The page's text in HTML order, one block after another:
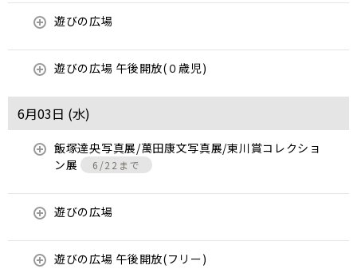
遊びの広場
遊びの広場 午後開放(０歳児)
6月03日 (水)
飯塚達央写真展/萬田康文写真展/東川賞コレクショ
ン展
6/22まで
遊びの広場
遊びの広場 午後開放(フリー)